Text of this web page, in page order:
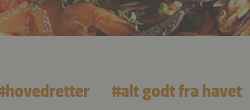
hovedretter #alt godt fra havet